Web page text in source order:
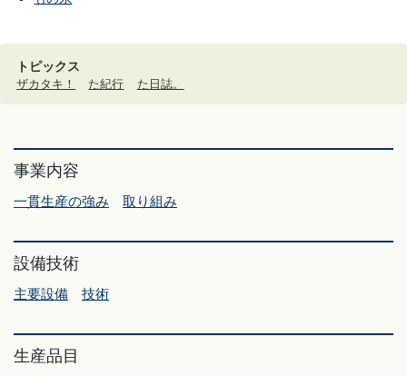
トピックス
ザカタキ！ た紀行 た日誌。
事業内容
一貫生産の強み 取り組み
設備技術
主要設備 技術
生産品目